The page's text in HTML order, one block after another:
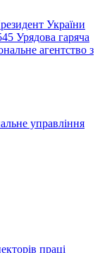
України
Урядова гаряча
агентство з
управління
праці